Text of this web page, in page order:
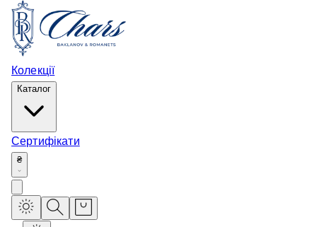
Колекції
Каталог
Сертифікати
₴